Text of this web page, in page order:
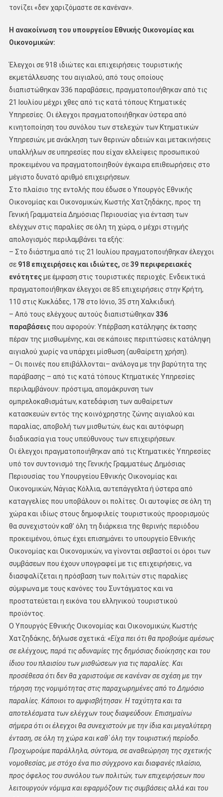
τονίζει «δεν χαριζόμαστε σε κανέναν».
Η ανακοίνωση του υπουργείου Εθνικής Οικονομίας και
Οικονομικών:
Έλεγχοι σε 918 ιδιώτες και επιχειρήσεις τουριστικής
εκμετάλλευσης του αιγιαλού, από τους οποίους
διαπιστώθηκαν 336 παραβάσεις, πραγματοποιήθηκαν από τις
21 Ιουλίου μέχρι χθες από τις κατά τόπους Κτηματικές
Υπηρεσίες. Οι έλεγχοι πραγματοποιήθηκαν ύστερα από
κινητοποίηση του συνόλου των στελεχών των Κτηματικών
Υπηρεσιών, με ανάκληση των θερινών αδειών και μετακινήσεις
υπαλλήλων σε υπηρεσίες που είχαν ελλείψεις προσωπικού
προκειμένου να πραγματοποιηθούν έγκαιρα επιθεωρήσεις στο
μέγιστο δυνατό αριθμό επιχειρήσεων.
Στο πλαίσιο της εντολής που έδωσε ο Υπουργός Εθνικής
Οικονομίας και Οικονομικών, Κωστής Χατζηδάκης, προς τη
Γενική Γραμματεία Δημόσιας Περιουσίας για ένταση των
ελέγχων στις παραλίες σε όλη τη χώρα, ο μέχρι στιγμής
απολογισμός περιλαμβάνει τα εξής:
– Στο διάστημα από τις 21 Ιουλίου πραγματοποιήθηκαν έλεγχοι
σε 918 επιχειρήσεις και ιδιώτες, σε39 περιφερειακές
ενότητεςμε έμφαση στις τουριστικές περιοχές. Ενδεικτικά
πραγματοποιήθηκαν έλεγχοι σε 85 επιχειρήσεις στην Κρήτη,
110 στις Κυκλάδες, 178 στο Ιόνιο, 35 στη Χαλκιδική.
– Από τους ελέγχους αυτούς διαπιστώθηκαν336
παραβάσειςπου αφορούν: Υπέρβαση κατάληψης έκτασης
πέραν της μισθωμένης, και σε κάποιες περιπτώσεις κατάληψη
αιγιαλού χωρίς να υπάρχει μίσθωση (αυθαίρετη χρήση).
– Οι ποινές που επιβάλλονται– ανάλογα με την βαρύτητα της
παράβασης – από τις κατά τόπους Κτηματικές Υπηρεσίες
περιλαμβάνουν: πρόστιμα, απομάκρυνση των
ομπρελοκαθισμάτων, κατεδάφιση των αυθαίρετων
κατασκευών εντός της κοινόχρηστης ζώνης αιγιαλού και
παραλίας, αποβολή των μισθωτών, έως και αυτόφωρη
διαδικασία για τους υπεύθυνους των επιχειρήσεων.
Οι έλεγχοι πραγματοποιήθηκαν από τις Κτηματικές Υπηρεσίες
υπό τον συντονισμό της Γενικής Γραμματέως Δημόσιας
Περιουσίας του Υπουργείου Εθνικής Οικονομίας και
Οικονομικών, Νάγιας Κόλλια, αυτεπάγγελτα ή ύστερα από
καταγγελίες που υποβάλουν οι πολίτες. Οι αυτοψίες σε όλη τη
χώρα και ιδίως στους δημοφιλείς τουριστικούς προορισμούς
θα συνεχιστούν καθ’ όλη τη διάρκεια της θερινής περιόδου
προκειμένου, όπως έχει επισημάνει το υπουργείο Εθνικής
Οικονομίας και Οικονομικών, να γίνονται σεβαστοί οι όροι των
συμβάσεων που έχουν υπογραφεί με τις επιχειρήσεις, να
διασφαλίζεται η πρόσβαση των πολιτών στις παραλίες
σύμφωνα με τους κανόνες του Συντάγματος και να
προστατεύεται η εικόνα του ελληνικού τουριστικού
προϊόντος.
Ο Υπουργός Εθνικής Οικονομίας και Οικονομικών, Κωστής
Χατζηδάκης, δήλωσε σχετικά: «Είχα πει ότι θα προβούμε αμέσως
σε ελέγχους, παρά τις αδυναμίες της δημόσιας διοίκησης και του
ίδιου του πλαισίου των μισθώσεων για τις παραλίες. Και
προσέθεσα ότι δεν θα χαριστούμε σε κανέναν σε σχέση με την
τήρηση της νομιμότητας στις παραχωρημένες από το Δημόσιο
παραλίες. Κάποιοι το αμφισβήτησαν. Η ταχύτητα και τα
αποτελέσματα των ελέγχων τους διαψεύδουν. Επισημαίνω
σήμερα ότι οι έλεγχοι θα συνεχιστούν με την ίδια και μεγαλύτερη
ένταση, σε όλη τη χώρα και καθ΄ όλη την τουριστική περίοδο.
Προχωρούμε παράλληλα, σύντομα, σε αναθεώρηση της σχετικής
νομοθεσίας, με στόχο ένα πιο σύγχρονο και διαφανές πλαίσιο,
προς όφελος του συνόλου των πολιτών, των επιχειρήσεων που
λειτουργούν νόμιμα και εφαρμόζουν τις συμβάσεις αλλά και του